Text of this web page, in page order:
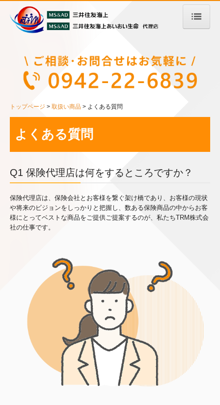
私たちの強み
取扱い商品
お客様の声
会社案内
お知らせ
社員紹介
募集要項
ネットde保険@とらべる
勧誘方針
トップページ 取扱い商品 よくある質問
よくある質問
Q1 保険代理店は何をするところですか？
保険代理店は、保険会社とお客様を繋ぐ架け橋であり、お客様の現状
や将来のビジョンをしっかりと把握し、数ある保険商品の中からお客
様にとってベストな商品をご提供ご提案するのが、私たちTRM株式会
社の仕事です。